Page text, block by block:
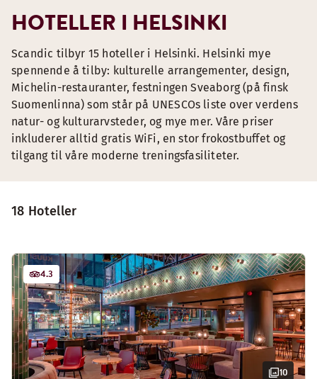
18 Hoteller
10
4.3
HOTELLER I HELSINKI
Scandic tilbyr 15 hoteller i Helsinki. Helsinki mye
spennende å tilby: kulturelle arrangementer, design,
Michelin-restauranter, festningen Sveaborg (på finsk
Suomenlinna) som står på UNESCOs liste over verdens
natur- og kulturarvsteder, og mye mer. Våre priser
inkluderer alltid gratis WiFi, en stor frokostbuffet og
tilgang til våre moderne treningsfasiliteter.